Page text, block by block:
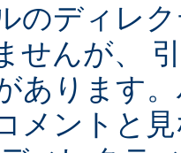
のディレ
せんが、
あります
メントと